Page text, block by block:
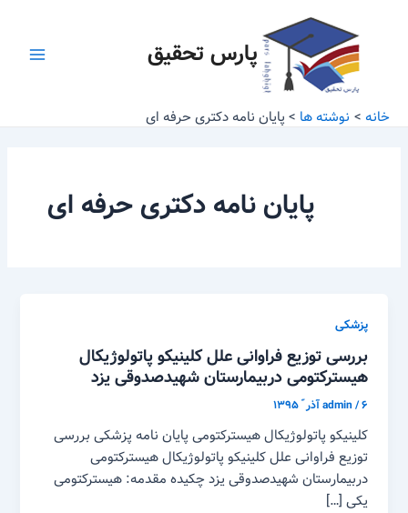
پارس تحقیق
خانه نوشته ها پایان نامه دکتری حرفه ای
پایان نامه دکتری حرفه ای
پزشکی
بررسی توزیع فراوانی علل کلینیکو پاتولوژیکال
هیسترکتومی دربیمارستان شهیدصدوقی یزد
admin/۶ آذر ّ ۱۳۹۵
کلینیکو پاتولوژیکال هیسترکتومی پایان نامه پزشکی بررسی
توزیع فراوانی علل کلینیکو پاتولوژیکال هیسترکتومی
دربیمارستان شهیدصدوقی یزد چکیده مقدمه: هیسترکتومی
یکی […]